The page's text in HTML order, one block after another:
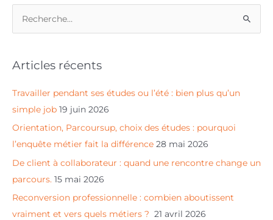
h
r
:
Articles récents
Travailler pendant ses études ou l’été : bien plus qu’un
simple job 19 juin 2026
Orientation, Parcoursup, choix des études : pourquoi
l’enquête métier fait la différence 28 mai 2026
De client à collaborateur : quand une rencontre change un
parcours. 15 mai 2026
Reconversion professionnelle : combien aboutissent
vraiment et vers quels métiers ? 21 avril 2026